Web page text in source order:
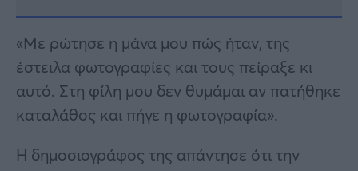
«Με ρώτησε η μάνα μου πώς ήταν, της
έστειλα φωτογραφίες και τους πείραξε κι
αυτό. Στη φίλη μου δεν θυμάμαι αν πατήθηκε
καταλάθος και πήγε η φωτογραφία».
Η δημοσιογράφος της απάντησε ότι την